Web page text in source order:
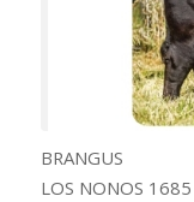
BRANGUS
LOS NONOS